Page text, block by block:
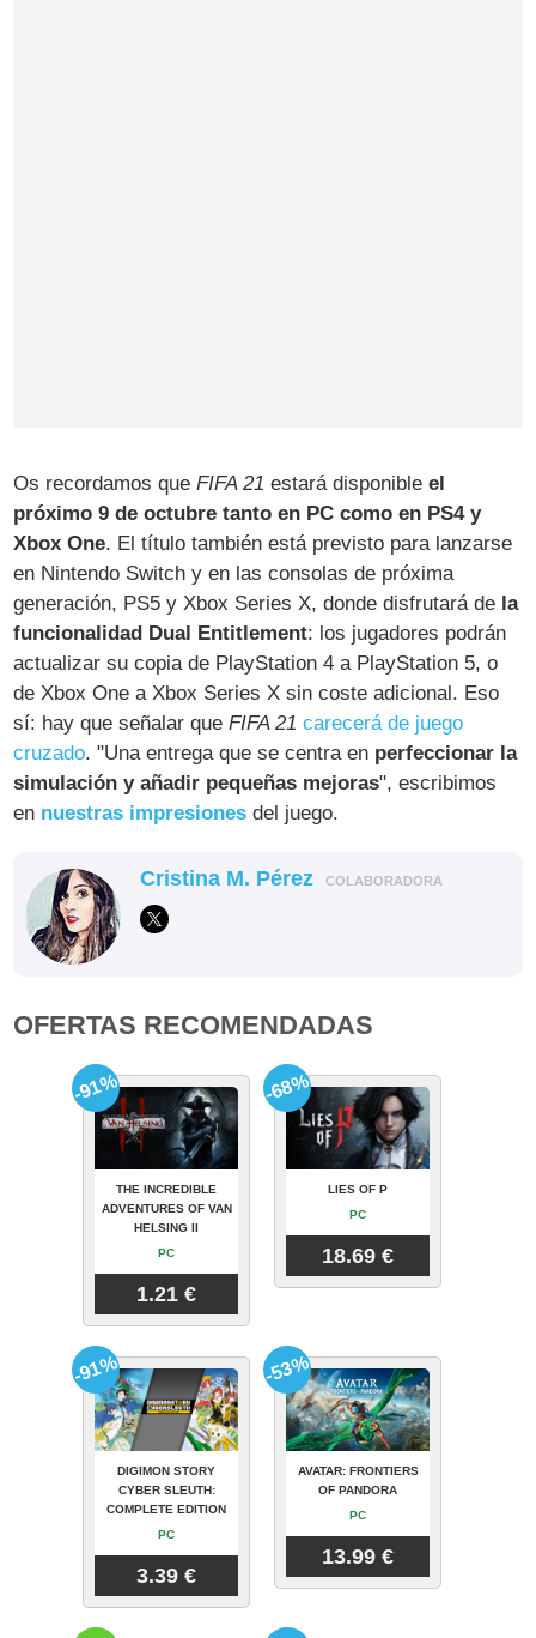
Os recordamos queFIFA 21 estará disponibleel
próximo 9 de octubre tanto en PC como en PS4 y
Xbox One. El título también está previsto para lanzarse
en Nintendo Switch y en las consolas de próxima
generación, PS5 y Xbox Series X, donde disfrutará de la
funcionalidad Dual Entitlement: los jugadores podrán
actualizar su copia de PlayStation 4 a PlayStation 5, o
de Xbox One a Xbox Series X sin coste adicional. Eso
sí: hay que señalar queFIFA 21 carecerá de juego
cruzado. "Una entrega que se centra en perfeccionar la
simulación y añadir pequeñas mejoras", escribimos
en nuestras impresiones del juego.
Cristina M. Pérez COLABORADORA
OFERTAS RECOMENDADAS
THE INCREDIBLE
ADVENTURES OF VAN
HELSING II
PC
1.21 €
-91%
LIES OF P
PC
18.69 €
-68%
DIGIMON STORY
CYBER SLEUTH:
COMPLETE EDITION
PC
3.39 €
-91%
AVATAR: FRONTIERS
OF PANDORA
PC
13.99 €
-53%